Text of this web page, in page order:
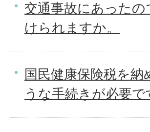
交通事故にあった
けられますか。
国民健康保険税を
うな手続きが必要で